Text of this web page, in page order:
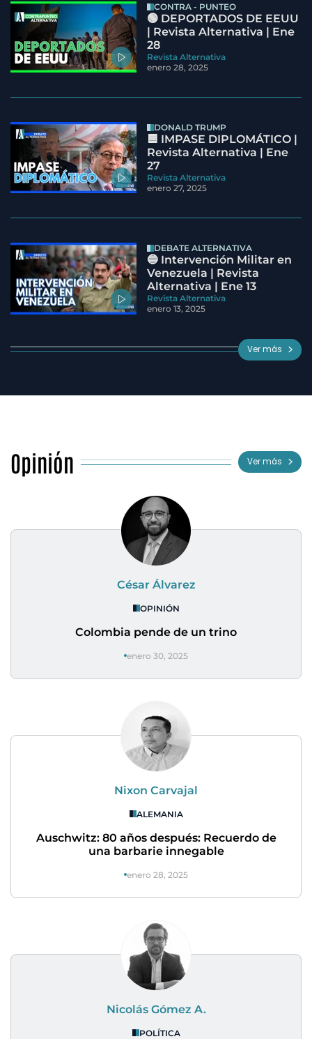
CONTRA - PUNTEO
🟢 DEPORTADOS DE EEUU
| Revista Alternativa | Ene
28
Revista Alternativa
enero 28, 2025
DONALD TRUMP
🟦 IMPASE DIPLOMÁTICO |
Revista Alternativa | Ene
27
Revista Alternativa
enero 27, 2025
DEBATE ALTERNATIVA
🔵 Intervención Militar en
Venezuela | Revista
Alternativa | Ene 13
Revista Alternativa
enero 13, 2025
Ver más
Opinión Ver más
César Álvarez
OPINIÓN
Colombia pende de un trino
enero 30, 2025
Nixon Carvajal
ALEMANIA
Auschwitz: 80 años después: Recuerdo de
una barbarie innegable
enero 28, 2025
Nicolás Gómez A.
POLÍTICA